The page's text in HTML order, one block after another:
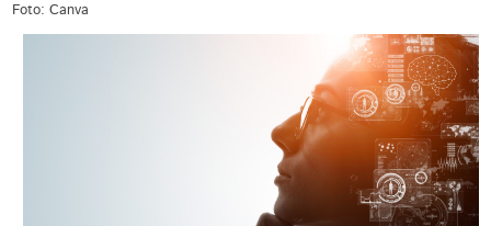
Foto: Canva